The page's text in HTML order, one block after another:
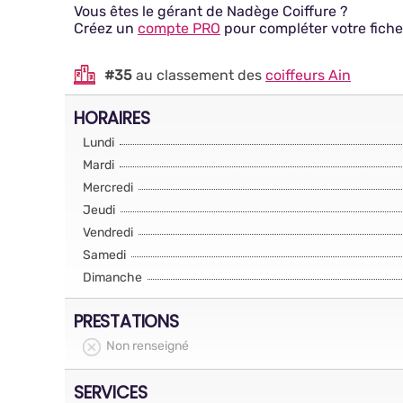
Vous êtes le gérant de Nadège Coiffure ?
Créez un compte PRO pour compléter votre
#35 au classement des coiffeurs Ain
HORAIRES
Lundi
Mardi
Mercredi
Jeudi
Vendredi
Samedi
Dimanche
PRESTATIONS
Non renseigné
SERVICES